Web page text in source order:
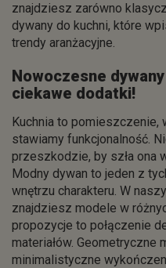
znajdziesz zarówno
dywany do kuchni, które
trendy aranżacyjne.
Nowoczesne
ciekawe dodatki!
Kuchnia to pomieszczenie,
stawiamy funkcjonalność.
przeszkodzie, by szła ona
Modny dywan to jeden z
wnętrzu charakteru. W
znajdziesz modele w
propozycje to połączenie
materiałów. Geometryczne
minimalistyczne